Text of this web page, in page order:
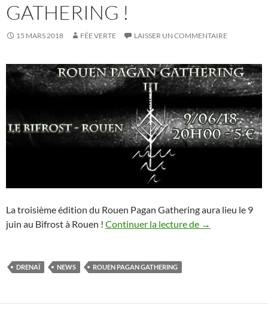
GATHERING !
15 MARS 2018 FÉE VERTE LAISSER UN COMMENTAIRE
La troisième édition du Rouen Pagan Gathering aura lieu le 9
juin au Bifrost à Rouen ! Continuer la lecture de Retour du
→
DRENAÏ NEWS ROUEN PAGAN GATHERING